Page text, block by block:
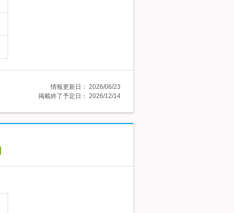
情報更新日： 2026/06/23
掲載終了予定日： 2026/12/14